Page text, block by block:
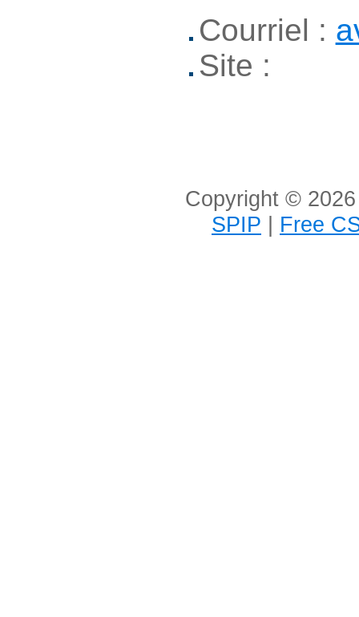
Courriel :
Site :
Copyright ©
SPIP | Free